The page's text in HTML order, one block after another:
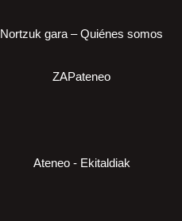
Nortzuk gara – Quiénes somos
ZAPateneo
Ateneo - Ekitaldiak